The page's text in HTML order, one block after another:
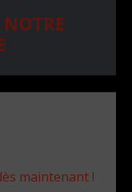
maintenant !